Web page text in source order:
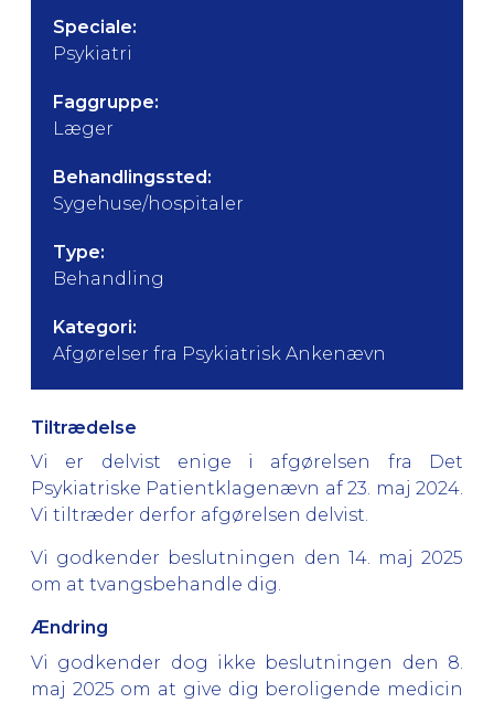
Speciale:
Psykiatri
Faggruppe:
Læger
Behandlingssted:
Sygehuse/hospitaler
Type:
Behandling
Kategori:
Afgørelser fra Psykiatrisk Ankenævn
Tiltrædelse
Vi er delvist enige i afgørelsen fra Det
Psykiatriske Patientklagenævn af 23. maj 2024.
Vi tiltræder derfor afgørelsen delvist.
Vi godkender beslutningen den 14. maj 2025
om at tvangsbehandle dig.
Ændring
Vi godkender dog ikke beslutningen den 8.
maj 2025 om at give dig beroligende medicin